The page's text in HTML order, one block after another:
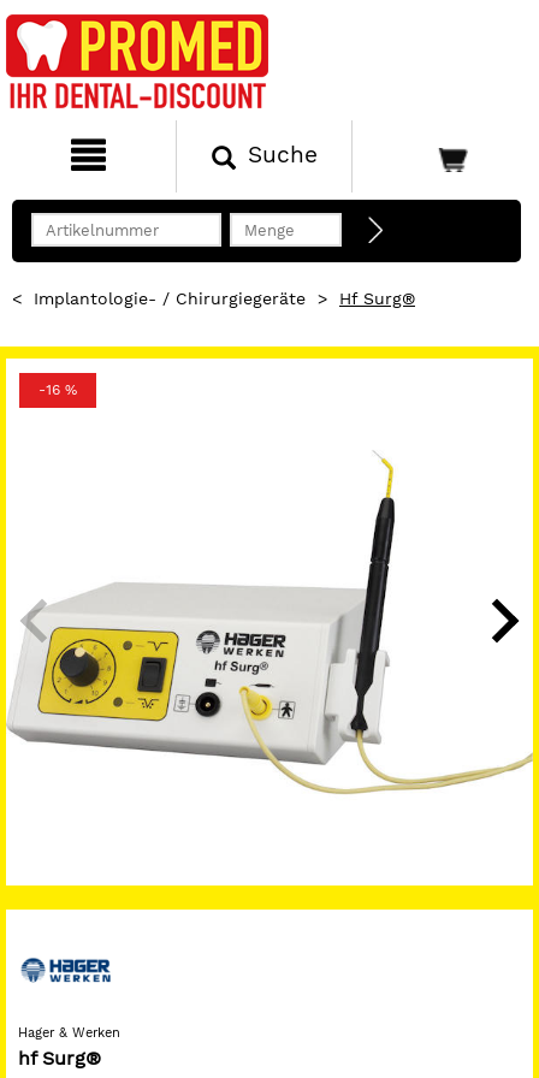
Suche
< Implantologie- / Chirurgiegeräte > Hf Surg®
-16 %
Hager & Werken
hf Surg®